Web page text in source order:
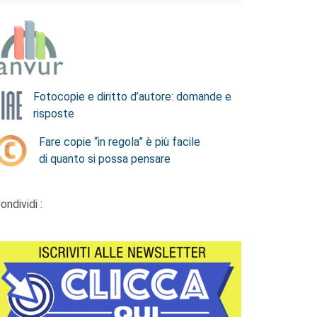
Fotocopie e diritto d’autore: domande e
risposte
Fare copie “in regola” è più facile
di quanto si possa pensare
: